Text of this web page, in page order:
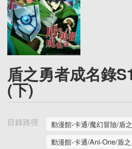
盾之勇者成名錄
(下)
目錄路徑
動漫館-卡通/魔幻冒險/盾
動漫館-卡通/Ani-One/盾